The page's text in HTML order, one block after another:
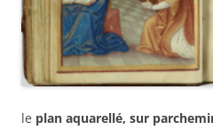
le plan aquarellé, sur